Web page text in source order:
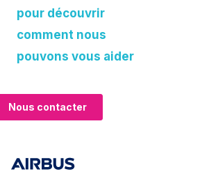
pour découvrir
comment nous
pouvons vous aider
Nous contacter